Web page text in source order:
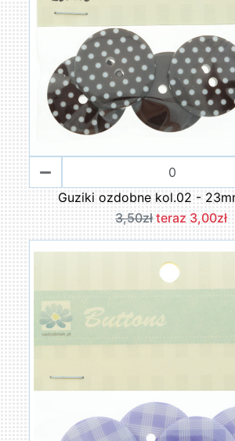
Guziki ozdobne kol.02 -
3,50zł teraz 3,00zł